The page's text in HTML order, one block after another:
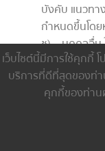
บังคับ แนวทา
กำหนดขึ้นโด
ช) บุคคลอื่น
ชอบตามกฎห
รับอนุญาตตา
โดยชัดแจ้งส
ซ)บุคคลอื่นใ
บุคคลของท่า
เว็บไซต์นี้มีการใช้คุกกี้
บริการที่ดีที่สุดของท่
คุกกี้ของท่า